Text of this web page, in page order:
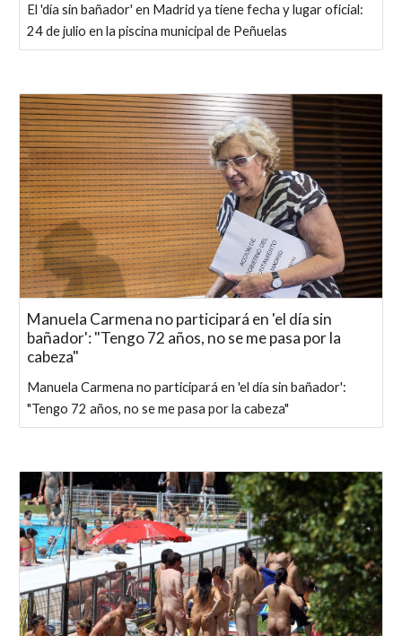
El 'día sin bañador' en Madrid ya tiene fecha y lugar oficial:
24 de julio en la piscina municipal de Peñuelas
Manuela Carmena no participará en 'el día sin
bañador': "Tengo 72 años, no se me pasa por la
cabeza"
Manuela Carmena no participará en 'el día sin bañador':
"Tengo 72 años, no se me pasa por la cabeza"